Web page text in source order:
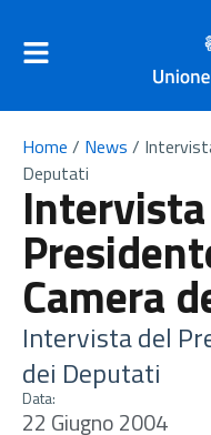
Home / News /
Deputati
Camera
Intervista del
dei Deputati
Data:
22 Giugno 2004